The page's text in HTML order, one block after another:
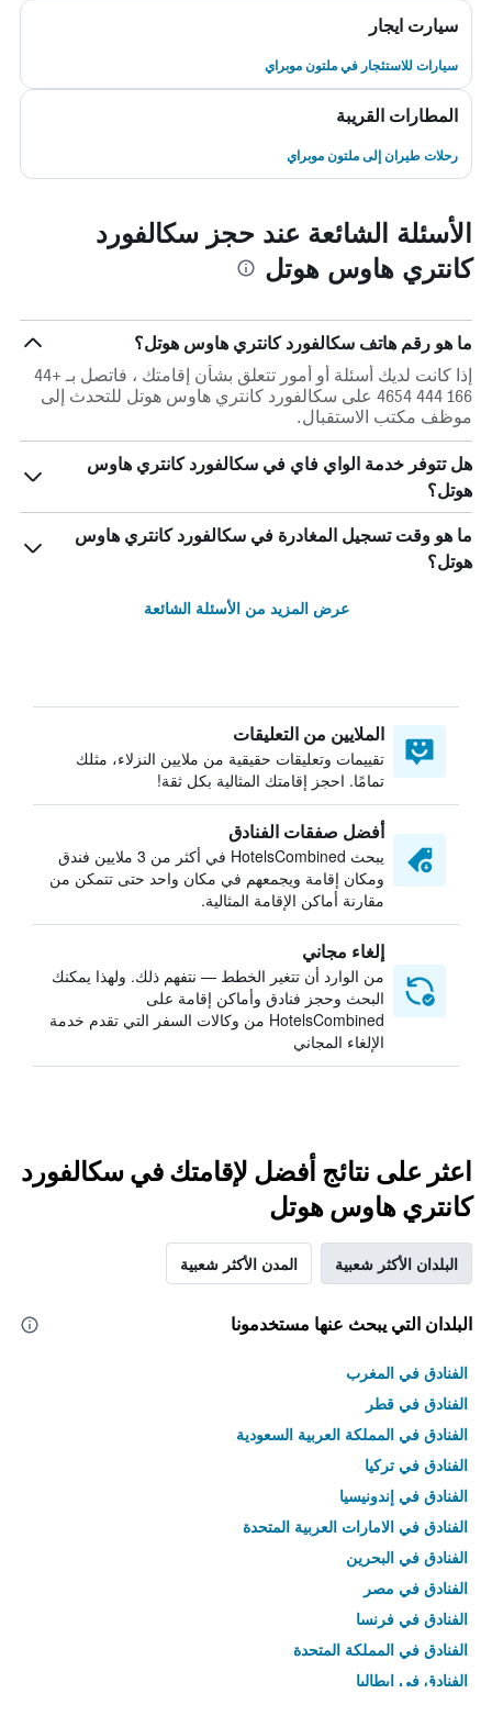
سيارت ايجار
سيارات للاستئجار في ملتون موبراي
المطارات القريبة
رحلات طيران إلى ملتون موبراي
الأسئلة الشائعة عند حجز سكالفورد
كانتري هاوس هوتل
ما هو رقم هاتف سكالفورد كانتري هاوس هوتل؟
إذا كانت لديك أسئلة أو أمور تتعلق بشأن إقامتك ، فاتصل بـ +44
166 444 4654 على سكالفورد كانتري هاوس هوتل للتحدث إلى
موظف مكتب الاستقبال.
هل تتوفر خدمة الواي فاي في سكالفورد كانتري هاوس
هوتل؟
ما هو وقت تسجيل المغادرة في سكالفورد كانتري هاوس
هوتل؟
عرض المزيد من الأسئلة الشائعة
الملايين من التعليقات
تقييمات وتعليقات حقيقية من ملايين النزلاء، مثلك
تمامًا. احجز إقامتك المثالية بكل ثقة!
أفضل صفقات الفنادق
يبحث HotelsCombined في أكثر من 3 ملايين فندق
ومكان إقامة ويجمعهم في مكان واحد حتى تتمكن من
مقارنة أماكن الإقامة المثالية.
إلغاء مجاني
من الوارد أن تتغير الخطط — نتفهم ذلك. ولهذا يمكنك
البحث وحجز فنادق وأماكن إقامة على
HotelsCombined من وكالات السفر التي تقدم خدمة
الإلغاء المجاني
اعثر على نتائج أفضل لإقامتك في سكالفورد
كانتري هاوس هوتل
البلدان الأكثر شعبية المدن الأكثر شعبية
البلدان التي يبحث عنها مستخدمونا
الفنادق في المغرب
الفنادق في قطر
الفنادق في المملكة العربية السعودية
الفنادق في تركيا
الفنادق في إندونيسيا
الفنادق في الامارات العربية المتحدة
الفنادق في البحرين
الفنادق في مصر
الفنادق في فرنسا
الفنادق في المملكة المتحدة
الفنادق في إيطاليا